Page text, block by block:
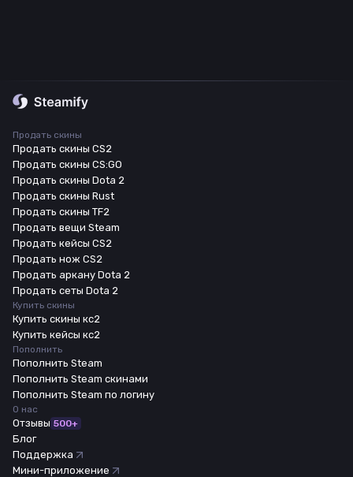
Продать скины
Продать скины CS2
Продать скины CS:GO
Продать скины Dota 2
Продать скины Rust
Продать скины TF2
Продать вещи Steam
Продать кейсы CS2
Продать нож CS2
Продать аркану Dota 2
Продать сеты Dota 2
Купить скины
Купить скины кс2
Купить кейсы кс2
Пополнить
Пополнить Steam
Пополнить Steam скинами
Пополнить Steam по логину
О нас
Отзывы 500+
Блог
Поддержка
Мини-приложение